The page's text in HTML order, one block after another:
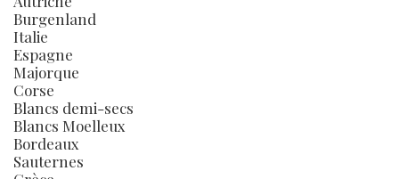
Burgenland
Italie
Espagne
Majorque
Corse
Blancs demi-secs
Blancs Moelleux
Bordeaux
Sauternes